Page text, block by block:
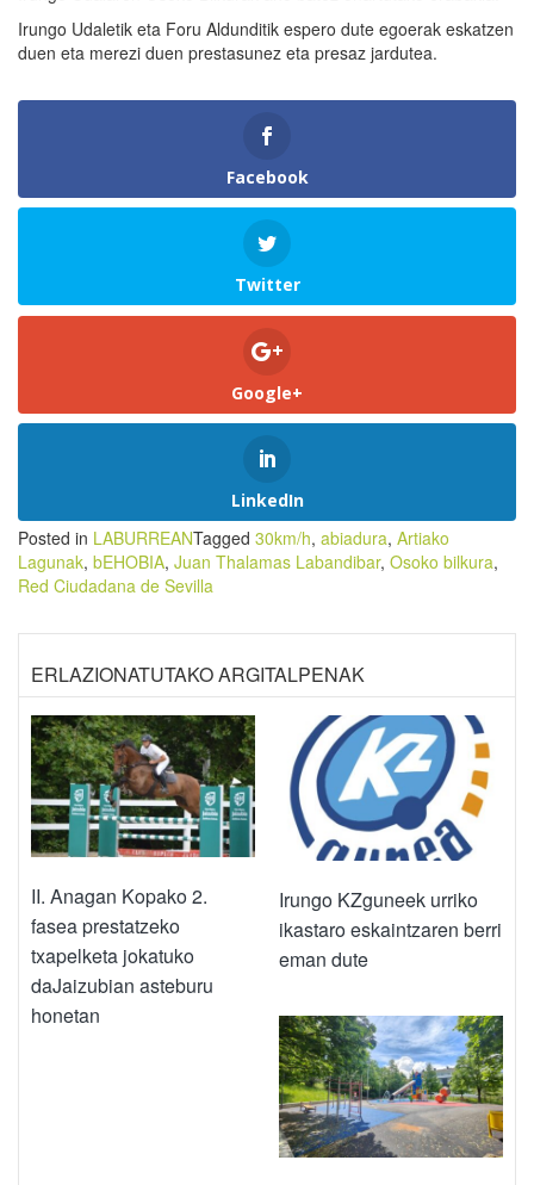
Irungo Udaletik eta Foru Aldunditik espero dute egoerak eskatzen
duen eta merezi duen prestasunez eta presaz jardutea.
Facebook
Twitter
Google+
LinkedIn
Posted in LABURREANTagged 30km/h, abiadura, Artiako
Lagunak, bEHOBIA, Juan Thalamas Labandibar, Osoko bilkura,
Red Ciudadana de Sevilla
ERLAZIONATUTAKO ARGITALPENAK
II. Anagan Kopako 2.
fasea prestatzeko
txapelketa jokatuko
daJaizubian asteburu
honetan
Irungo KZguneek urriko
ikastaro eskaintzaren berri
eman dute